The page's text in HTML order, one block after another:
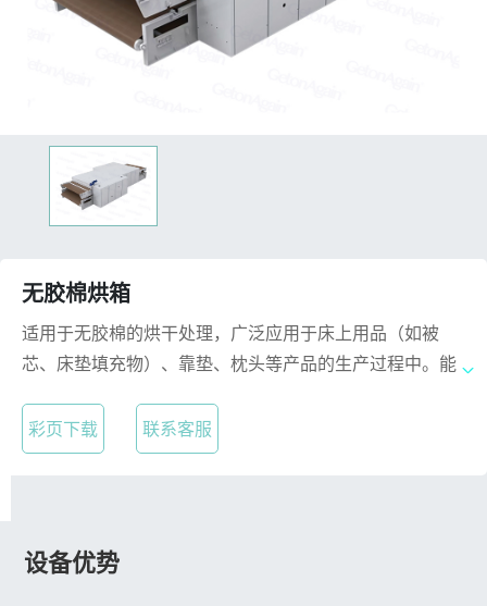
无胶棉烘箱
适用于无胶棉的烘干处理，广泛应用于床上用品（如被
芯、床垫填充物）、靠垫、枕头等产品的生产过程中。能
质量。
彩页下载 联系客服
设备优势